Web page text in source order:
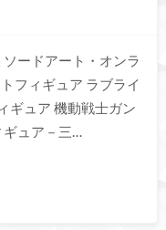
ードアート・オンラ
フィギュア ラブライ
ュア 機動戦士ガン
ギュア－三…